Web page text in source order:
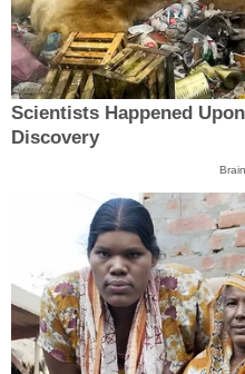
Scientists Happened
Discovery